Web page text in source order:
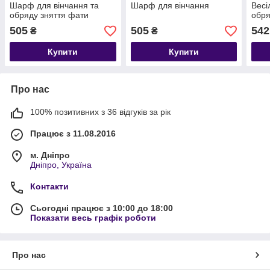
Шарф для вінчання та
обряду зняття фати
505 ₴
Купити
Шарф для вінчання
505₴
Купити
542
Про нас
100% позитивних з 36 відгуків за рік
Працює з 11.08.2016
м. Дніпро
Дніпро, Україна
Контакти
Сьогодні працює з 10:00 до 18:00
Показати весь графік роботи
Про нас